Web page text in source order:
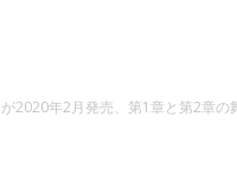
が2020年2月発売、第1章と第2章